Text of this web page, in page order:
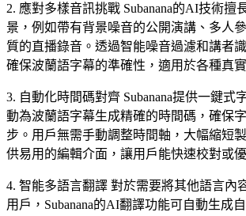
2. 應對多樣音訊挑戰 Subanana的AI技術擅
景，例如帶有背景噪音的公開演講、多人
質的直播錄音。透過智能噪音過濾和講者識
確保波蘭語字幕的準確性，適用於各種真
3. 自動化時間碼對齊 Subanana提供一鍵式
動為波蘭語字幕生成精確的時間碼，確保
步。用戶無需手動調整時間軸，大幅縮短
供易用的編輯介面，讓用戶能快速校對或
4. 智能多語言翻譯 對於需要將其他語言內
用戶，Subanana的AI翻譯功能可自動生成